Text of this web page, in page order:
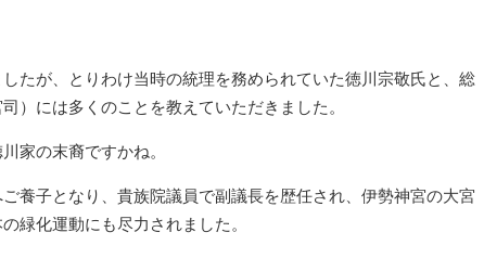
たが、とりわけ当時の統理を務められていた徳川宗敬氏と、総
）には多くのことを教えていただきました。
家の末裔ですかね。
養子となり、貴族院議員で副議長を歴任され、伊勢神宮の大宮
緑化運動にも尽力されました。